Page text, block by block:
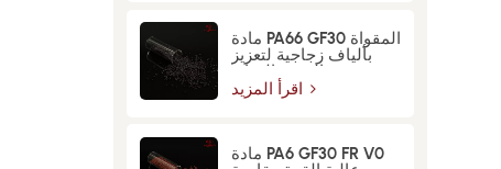
مادة PA66 GF30 المقواة
بألياف زجاجية لتعزيز
القوة والمتانة
مادة PA6 GF30 FR V0